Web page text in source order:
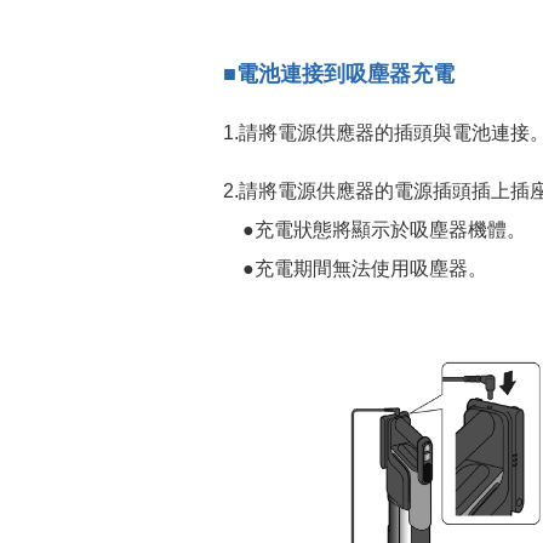
■電池連接到吸塵器充電
1.請將電源供應器的插頭與電池連接
2.請將電源供應器的電源插頭插上插
●充電狀態將顯示於吸塵器機體。
●充電期間無法使用吸塵器。